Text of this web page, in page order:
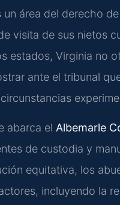
área del derecho
visita de sus nietos
estados, Virginia no
ante el tribunal
abarca el Albemarle
de custodia y
equitativa, los
incluyendo la